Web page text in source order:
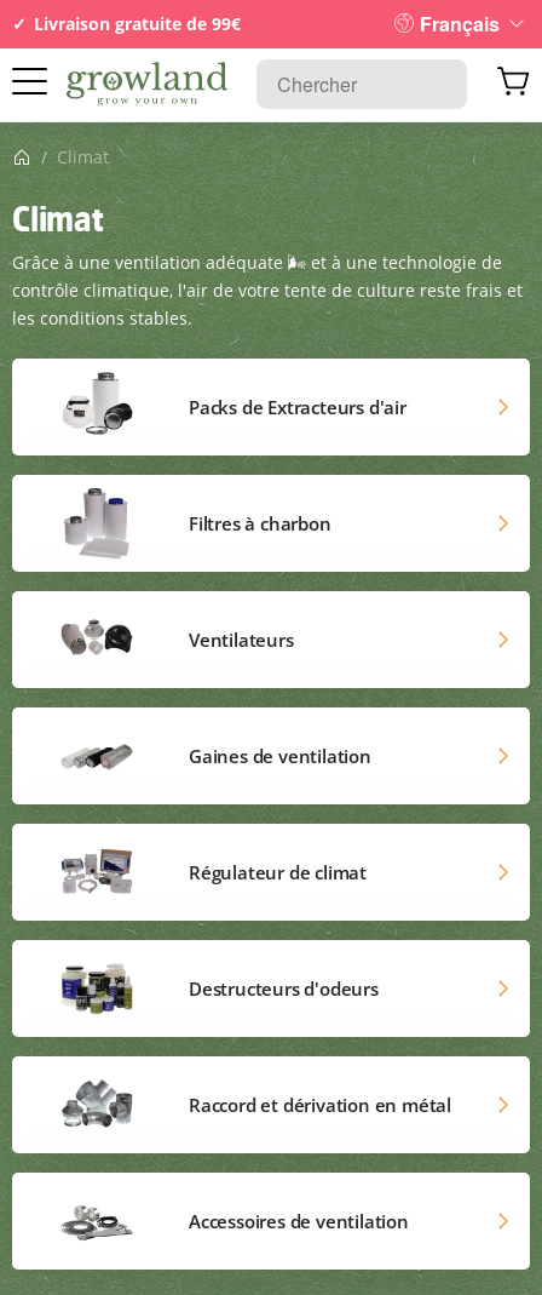
Livraison gratuite de 99€ Français
Page d’accueil
/ Climat
Climat
Grâce à une ventilation adéquate 🌬️ et à une technologie de
contrôle climatique, l'air de votre tente de culture reste frais et
les conditions stables.
Packs de Extracteurs d'air
Filtres à charbon
Ventilateurs
Gaines de ventilation
Régulateur de climat
Destructeurs d'odeurs
Raccord et dérivation en métal
Accessoires de ventilation